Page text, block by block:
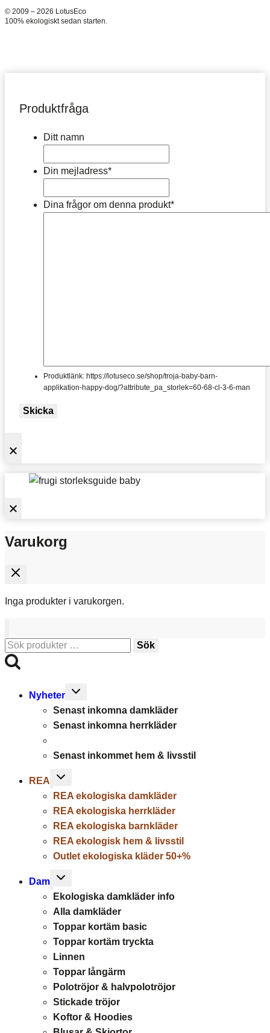
© 2009 – 2026 LotusEco
100% ekologiskt sedan starten.
Produktfråga
Ditt namn
Din mejladress*
Dina frågor om denna produkt*
Produktlänk: https://lotuseco.se/shop/troja-baby-barn-
applikation-happy-dog/?attribute_pa_storlek=60-68-cl-3-6-man
Skicka
Varukorg
Inga produkter i varukorgen.
Sök
efter:
Sök
Nyheter
Toggle
menu
Senast inkomna damkläder
Senast inkomna herrkläder
Senast inkommet hem & livsstil
REA
Toggle
menu
REA ekologiska damkläder
REA ekologiska herrkläder
REA ekologiska barnkläder
REA ekologisk hem & livsstil
Outlet ekologiska kläder 50+%
Dam
Toggle
menu
Ekologiska damkläder info
Alla damkläder
Toppar kortäm basic
Toppar kortäm tryckta
Linnen
Toppar långärm
Polotröjor & halvpolotröjor
Stickade tröjor
Koftor & Hoodies